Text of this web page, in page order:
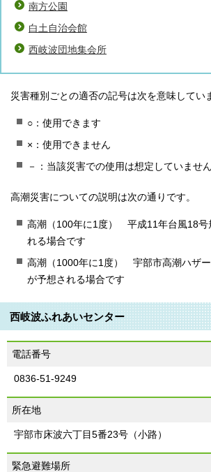
南方公園
白土自治会館
西岐波団地集会所
災害種別ごとの適否の記号は次を意味してい
○：使用できます
×：使用できません
－：当該災害での使用は想定していません
高潮災害についての説明は次の通りです。
高潮（100年に1度） 平成11年台風18号
れる場合です
高潮（1000年に1度） 宇部市高潮ハザ
が予想される場合です
西岐波ふれあいセンター
電話番号
0836-51-9249
所在地
宇部市床波六丁目5番23号（小路）
緊急避難場所